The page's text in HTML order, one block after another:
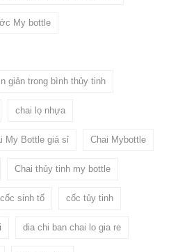
My bottle
giản trong bình thủy tinh
chai lọ nhựa
My Bottle giá sỉ Chai Mybottle
Chai thủy tinh my bottle
cốc sinh tố cốc tủy tinh
dia chi ban chai lo gia re